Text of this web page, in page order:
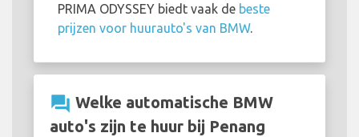
PRIMA ODYSSEY biedt vaak de beste
prijzen voor huurauto's van BMW.
question_answer Welke automatische BMW
auto's zijn te huur bij Penang